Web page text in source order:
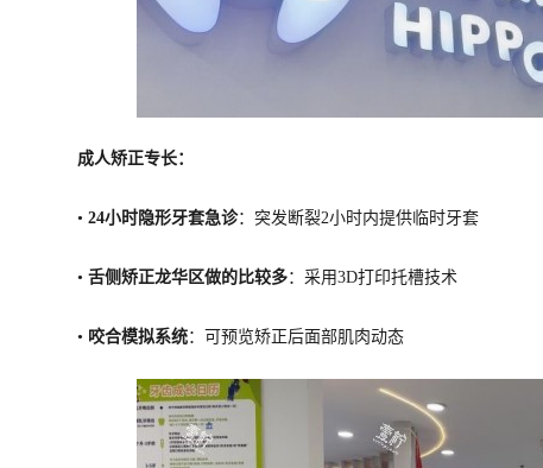
成人矫正专长：
• 24小时隐形牙套急诊：突发断裂2小时内提供临时牙套
• 舌侧矫正龙华区做的比较多：采用3D打印托槽技术
• 咬合模拟系统：可预览矫正后面部肌肉动态